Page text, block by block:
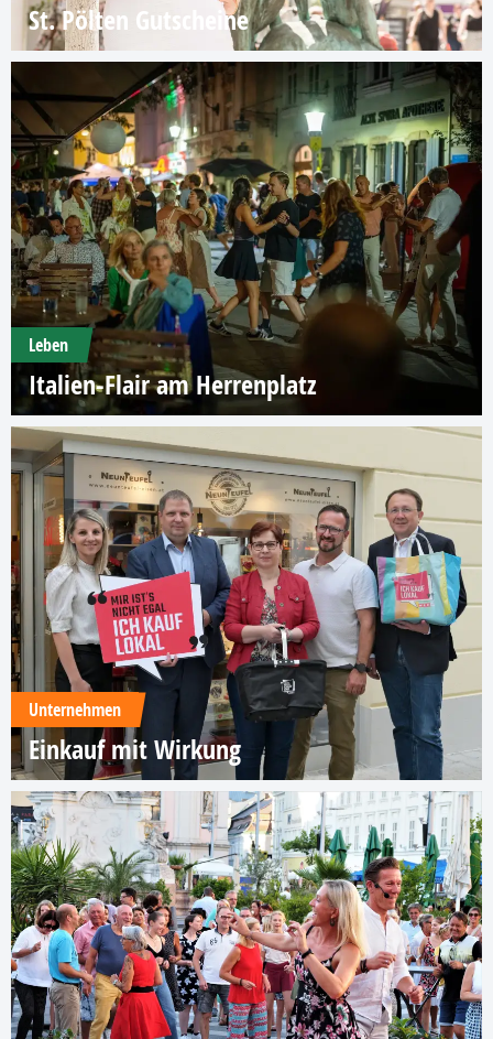
St. Pölten Gutscheine
Leben
Italien-Flair am Herrenplatz
Unternehmen
Einkauf mit Wirkung